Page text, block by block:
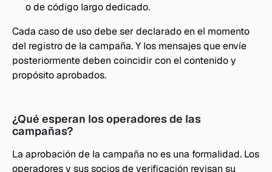
o de código largo dedicado.
Cada caso de uso debe ser declarado en el momento
del registro de la campaña. Y los mensajes que envíe
posteriormente deben coincidir con el contenido y
propósito aprobados.
¿Qué esperan los operadores de las
campañas?
La aprobación de la campaña no es una formalidad. Los
operadores y sus socios de verificación revisan su